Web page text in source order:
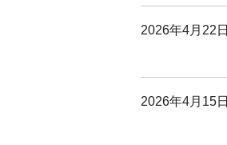
2026年4月22日
2026年4月15日